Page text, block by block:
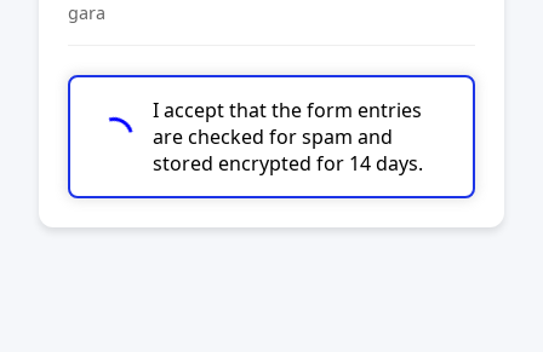
gara
I accept that the form entries
are checked for spam and
stored encrypted for 14 days.